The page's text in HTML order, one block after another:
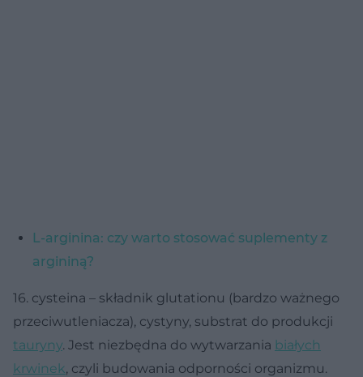
L-arginina: czy warto stosować suplementy z
argininą?
16. cysteina – składnik glutationu (bardzo ważnego
przeciwutleniacza), cystyny, substrat do produkcji
tauryny. Jest niezbędna do wytwarzania białych
krwinek, czyli budowania odporności organizmu.